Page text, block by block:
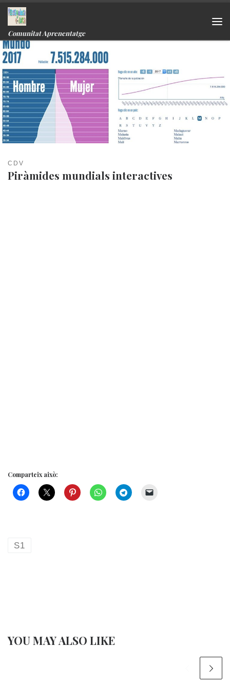
Skip to content
Comunitat Aprenentatge
CDV
Piràmides mundials interactives
Comparteix això:
S1
YOU MAY ALSO LIKE